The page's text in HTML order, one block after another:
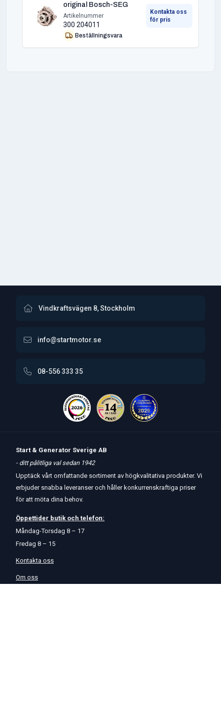
original Bosch-SEG
Artikelnummer
300 204011
Beställningsvara
Kontakta oss
för pris
Vindkraftsvägen 8, Stockholm
info@startmotor.se
08-556 333 35
Start & Generator Sverige AB
- ditt pålitliga val sedan 1942
Upptäck vårt omfattande sortiment av högkvalitativa produkter. Vi
erbjuder snabba leveranser och håller konkurrenskraftiga priser
för att möta dina behov.
Öppettider butik och telefon:
Måndag-Torsdag 8 – 17
Fredag 8 – 15
Kontakta oss
Om oss